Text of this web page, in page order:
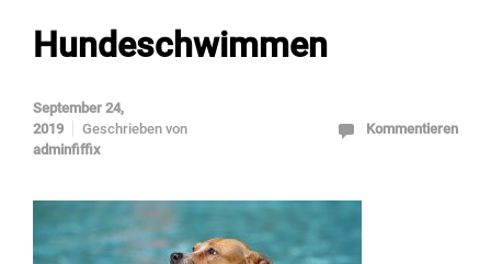
Hundeschwimmen
September 24,
2019
Geschrieben von
adminfiffix
Kommentieren